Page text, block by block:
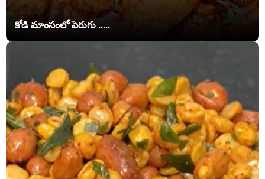
కోడి మాంసంలో పెరుగు .....